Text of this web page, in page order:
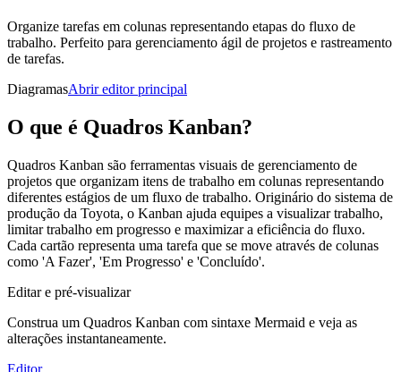
Organize tarefas em colunas representando etapas do fluxo de
trabalho. Perfeito para gerenciamento ágil de projetos e rastreamento
de tarefas.
DiagramasAbrir editor principal
O que é Quadros Kanban?
Quadros Kanban são ferramentas visuais de gerenciamento de
projetos que organizam itens de trabalho em colunas representando
diferentes estágios de um fluxo de trabalho. Originário do sistema de
produção da Toyota, o Kanban ajuda equipes a visualizar trabalho,
limitar trabalho em progresso e maximizar a eficiência do fluxo.
Cada cartão representa uma tarefa que se move através de colunas
como 'A Fazer', 'Em Progresso' e 'Concluído'.
Editar e pré-visualizar
Construa um Quadros Kanban com sintaxe Mermaid e veja as
alterações instantaneamente.
Editor